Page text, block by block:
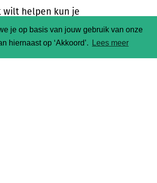
je op basis van jouw gebruik van onze
hiernaast op ‘Akkoord’.
Lees meer
wilt helpen kun je
te maken en